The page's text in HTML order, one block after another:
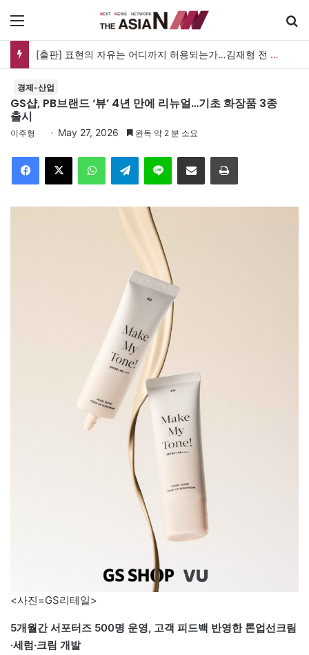
메뉴
[출판] 표현의 자유는 어디까지 허용되는가…김재형 전 대법관 ‘언론과 인격권’
경제-산업
GS샵, PB브랜드 ‘뷰’ 4년 만에 리뉴얼…기초 화장품 3종
출시
이주형 May 27, 2026 완독 약 2 분 소요
Facebook
X WhatsAppTelegramLine 이메일 인쇄
<사진=GS리테일>
5개월간 서포터즈 500명 운영, 고객 피드백 반영한 톤업선크림
·세럼·크림 개발